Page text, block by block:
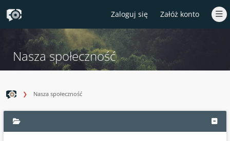
Zaloguj się Załóż konto
Nasza społeczność
Nasza społeczność